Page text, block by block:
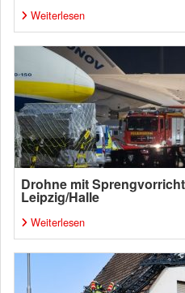
Weiterlesen
Drohne mit
Leipzig/Halle
Weiterlesen